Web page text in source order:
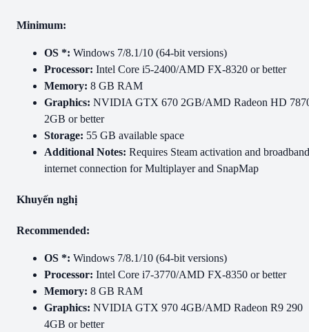
Minimum:
OS *: Windows 7/8.1/10 (64-bit versions)
Processor: Intel Core i5-2400/AMD FX-8320 or better
Memory: 8 GB RAM
Graphics: NVIDIA GTX 670 2GB/AMD Radeon HD
2GB or better
Storage: 55 GB available space
Additional Notes: Requires Steam activation and broadband
internet connection for Multiplayer and SnapMap
Khuyến nghị
Recommended:
OS *: Windows 7/8.1/10 (64-bit versions)
Processor: Intel Core i7-3770/AMD FX-8350 or better
Memory: 8 GB RAM
Graphics: NVIDIA GTX 970 4GB/AMD Radeon R9 290
4GB or better